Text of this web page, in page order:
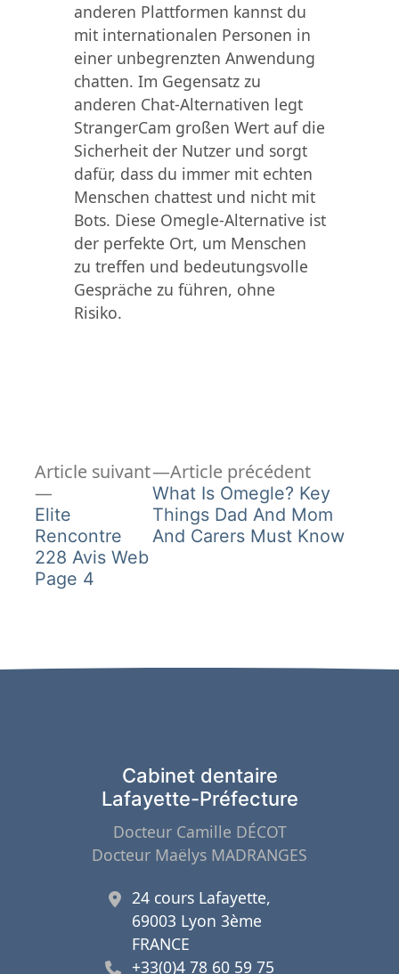
anderen Plattformen kannst du
mit internationalen Personen in
einer unbegrenzten Anwendung
chatten. Im Gegensatz zu
anderen Chat-Alternativen legt
StrangerCam großen Wert auf die
Sicherheit der Nutzer und sorgt
dafür, dass du immer mit echten
Menschen chattest und nicht mit
Bots. Diese Omegle-Alternative ist
der perfekte Ort, um Menschen
zu treffen und bedeutungsvolle
Gespräche zu führen, ohne
Risiko.
Navigation
de
l’article
Article précédentArticle
précédent
What Is Omegle? Key
Things Dad And Mom
And Carers Must Know
Article suivant
Article
suivant :
Elite
Rencontre
228 Avis Web
Page 4
Cabinet dentaire
Lafayette-Préfecture
Docteur Camille DÉCOT
Docteur Maëlys MADRANGES
24 cours Lafayette,
69003 Lyon 3ème
FRANCE
+33(0)4 78 60 59 75